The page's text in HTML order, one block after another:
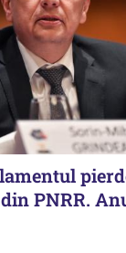
PNRR.